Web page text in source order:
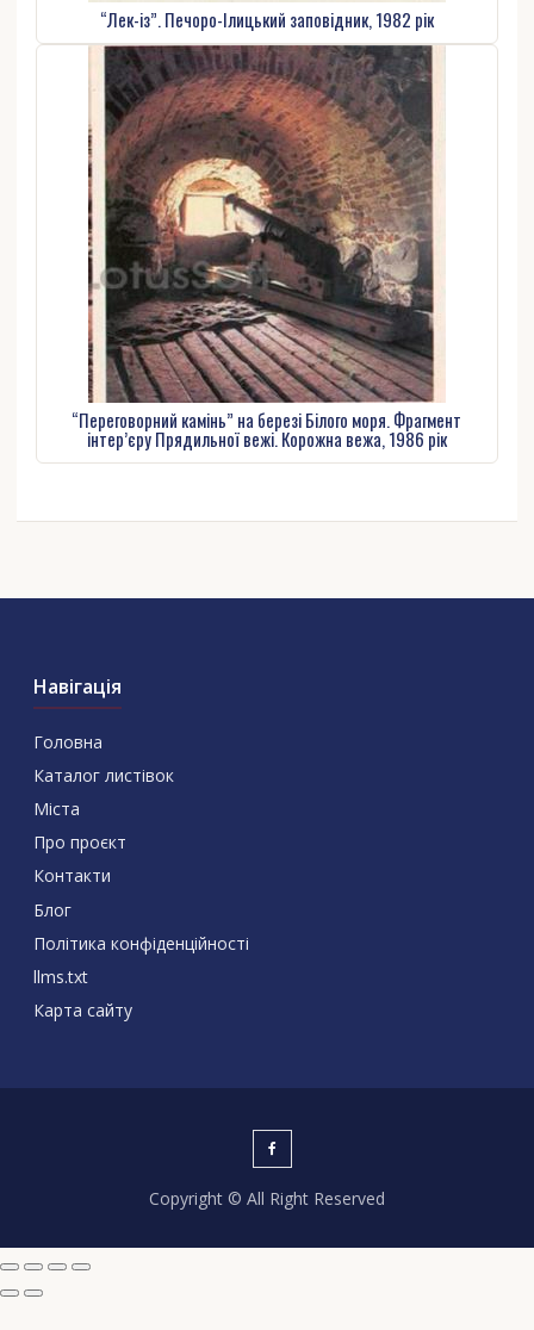
“Лек-із”. Печоро-Ілицький заповідник, 1982 рік
“Переговорний камінь” на березі Білого моря. Фрагмент
інтер’єру Прядильної вежі. Корожна вежа, 1986 рік
Навігація
Головна
Каталог листівок
Міста
Про проєкт
Контакти
Блог
Політика конфіденційності
llms.txt
Карта сайту
Copyright © All Right Reserved